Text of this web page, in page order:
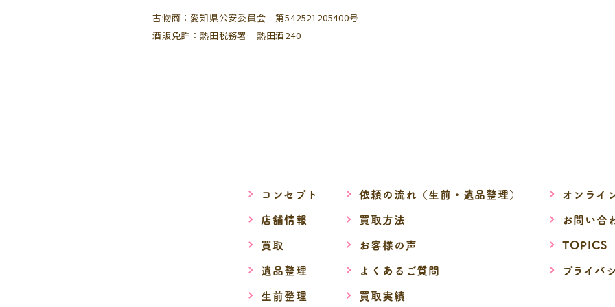
古物商：愛知県公安委員会 第542521205400号
酒販免許：熱田税務署 熱田酒240
コンセプト
店舗情報
買取
遺品整理
生前整理
依頼の流れ（生前・遺品整理）
買取方法
お客様の声
よくあるご質問
買取実績
オンライ
お問い合
TOPICS
プライバ